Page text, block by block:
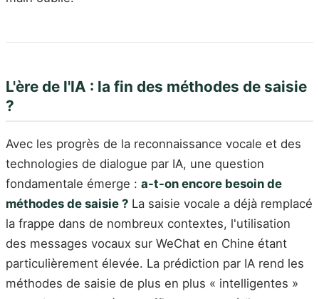
L'ère de l'IA : la fin des méthodes de saisie
?
Avec les progrès de la reconnaissance vocale et des
technologies de dialogue par IA, une question
fondamentale émerge : a-t-on encore besoin de
méthodes de saisie ? La saisie vocale a déjà remplacé
la frappe dans de nombreux contextes, l'utilisation
des messages vocaux sur WeChat en Chine étant
particulièrement élevée. La prédiction par IA rend les
méthodes de saisie de plus en plus « intelligentes »